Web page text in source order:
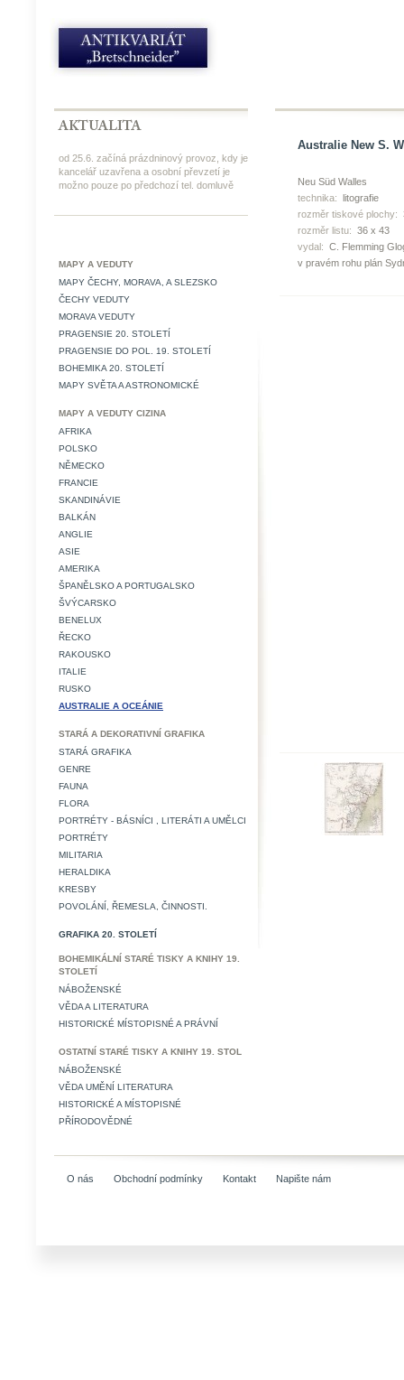
od 25.6. začíná prázdninový provoz, kdy je
kancelář uzavřena a osobní převzetí je
možno pouze po předchozí tel. domluvě
MAPY A VEDUTY
MAPY ČECHY, MORAVA, A SLEZSKO
ČECHY VEDUTY
MORAVA VEDUTY
PRAGENSIE 20. STOLETÍ
PRAGENSIE DO POL. 19. STOLETÍ
BOHEMIKA 20. STOLETÍ
MAPY SVĚTA A ASTRONOMICKÉ
MAPY A VEDUTY CIZINA
AFRIKA
POLSKO
NĚMECKO
FRANCIE
SKANDINÁVIE
BALKÁN
ANGLIE
ASIE
AMERIKA
ŠPANĚLSKO A PORTUGALSKO
ŠVÝCARSKO
BENELUX
ŘECKO
RAKOUSKO
ITALIE
RUSKO
AUSTRALIE A OCEÁNIE
STARÁ A DEKORATIVNÍ GRAFIKA
STARÁ GRAFIKA
GENRE
FAUNA
FLORA
PORTRÉTY - BÁSNÍCI , LITERÁTI A UMĚLCI
PORTRÉTY
MILITARIA
HERALDIKA
KRESBY
POVOLÁNÍ, ŘEMESLA, ČINNOSTI.
GRAFIKA 20. STOLETÍ
BOHEMIKÁLNÍ STARÉ TISKY A KNIHY 19.
STOLETÍ
NÁBOŽENSKÉ
VĚDA A LITERATURA
HISTORICKÉ MÍSTOPISNÉ A PRÁVNÍ
OSTATNÍ STARÉ TISKY A KNIHY 19. STOL
NÁBOŽENSKÉ
VĚDA UMĚNÍ LITERATURA
HISTORICKÉ A MÍSTOPISNÉ
PŘÍRODOVĚDNÉ
Australie New S.
Neu Süd Walles
technika: litografie
rozměr tiskové plochy:
rozměr listu: 36 x 43
vydal: C. Flemming
v pravém rohu plán
O nás Obchodní podmínky Kontakt Napište nám